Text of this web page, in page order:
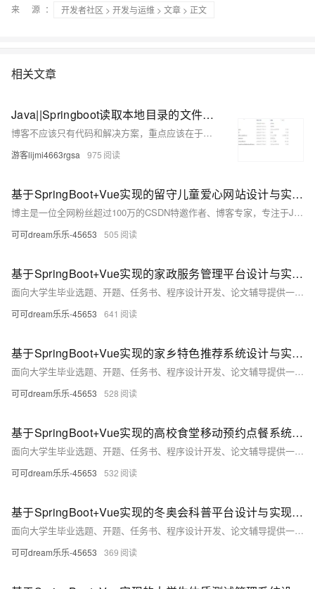
来 源：
开发者社区 > 开发与运维 > 文章 > 正文
相关文章
Java||Springboot读取本地目录的文件和文件结构，读取服务器文档目录数据供前端渲染的API实现
博客不应该只有代码和解决方案，重点应该在于给出解决方案的同时分享思维模式，只有思维才能可持续地解决问题，只有思维才是真正值得学习和分享的核心要素。如果这篇博客能给您带来一点帮助，麻烦您点个赞支持一下，还可以收藏起来以备不时之需，有疑问和错误欢迎在评论区指出~
游客lijmi4663rgsa 975
基于SpringBoot+Vue实现的留守儿童爱心网站设计与实现（计算机毕设项目实战+源码+文档）
博主是一位全网粉丝超过100万的CSDN特邀作者、博客专家，专注于Java、Python、PHP等技术领域。提供SpringBoot、Vue、HTML、Uniapp、PHP、Python、NodeJS、爬虫、数据可视化等技术服务，涵盖免费选题、功能设计、开题报告、论文辅导、答辩PPT等。系统采用SpringBoot后端框架和Vue前端框架，确保高效开发与良好用户体验。所有代码由博主亲自开发，并提供全程录音录屏讲解服务，保障学习效果。欢迎点赞、收藏、关注、评论，获取更多精品案例源码。
可可dream乐乐-45653 505
基于SpringBoot+Vue实现的家政服务管理平台设计与实现（计算机毕设项目实战+源码+文档）
面向大学生毕业选题、开题、任务书、程序设计开发、论文辅导提供一站式服务。主要服务：程序设计开发、代码修改、成品部署、支持定制、论文辅导，助力毕设！
可可dream乐乐-45653 641
基于SpringBoot+Vue实现的家乡特色推荐系统设计与实现（源码+文档+部署）
面向大学生毕业选题、开题、任务书、程序设计开发、论文辅导提供一站式服务。主要服务：程序设计开发、代码修改、成品部署、支持定制、论文辅导，助力毕设！
可可dream乐乐-45653 528
基于SpringBoot+Vue实现的高校食堂移动预约点餐系统设计与实现（源码+文档+部署）
面向大学生毕业选题、开题、任务书、程序设计开发、论文辅导提供一站式服务。主要服务：程序设计开发、代码修改、成品部署、支持定制、论文辅导，助力毕设！
可可dream乐乐-45653 532
基于SpringBoot+Vue实现的冬奥会科普平台设计与实现（系统源码+文档+数据库+部署）
面向大学生毕业选题、开题、任务书、程序设计开发、论文辅导提供一站式服务。主要服务：程序设计开发、代码修改、成品部署、支持定制、论文辅导，助力毕设！
可可dream乐乐-45653 369